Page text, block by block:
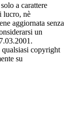
a carattere
lucro, nè
aggiornata senza
un
qualsiasi copyright
su